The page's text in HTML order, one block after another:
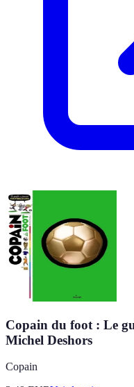
Copain du foot : Le
Michel Deshors
Copain